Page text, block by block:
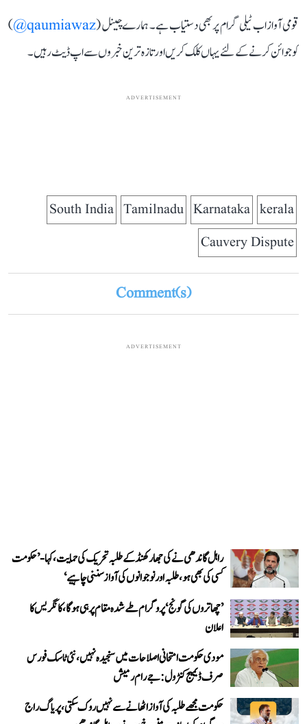
قومی آواز اب ٹیلی گرام پر بھی دستیاب ہے۔ ہمارے چینل (qaumiawaz@
)
کو جوائن کرنے کے لئے یہاں کلک کریں اور تازہ ترین خبروں سے اپ ڈیٹ رہیں۔
ADVERTISEMENT
kerala
Karnataka
Tamilnadu
South India
Cauvery Dispute
Comment(s)
ADVERTISEMENT
راہل گاندھی نے کی جھارکھنڈ کے طلبہ تحریک کی حمایت، کہا- ’حکومت
کسی کی بھی ہو، طلبہ اور نوجوانوں کی آواز سننی چاہیے‘
’چھاتروں کی گونج‘ پروگرام طے شدہ مقام پر ہی ہوگا، کانگریس کا
اعلان
مودی حکومت امتحانی اصلاحات میں سنجیدہ نہیں، نئی ٹاسک فورس
صرف ڈیمیج کنٹرول: جے رام رمیش
حکومت مجھے طلبہ کی آواز اٹھانے سے نہیں روک سکتی، پریاگ راج